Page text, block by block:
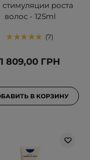
стимуляции роста
волос - 125ml
7
1 809,00 ГРН
В КОРЗИНУ